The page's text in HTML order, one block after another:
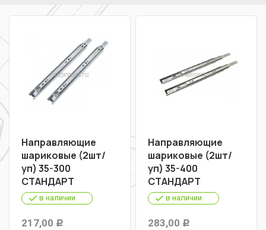
Направляющие
шариковые (2шт/
уп) 35-300
СТАНДАРТ
в наличии
217,00 Р
Направляющие
шариковые (2шт/
уп) 35-400
СТАНДАРТ
в наличии
283,00 Р